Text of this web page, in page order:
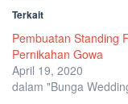
Terkait
Pembuatan Standing
Pernikahan Gowa
April 19, 2020
dalam "Bunga